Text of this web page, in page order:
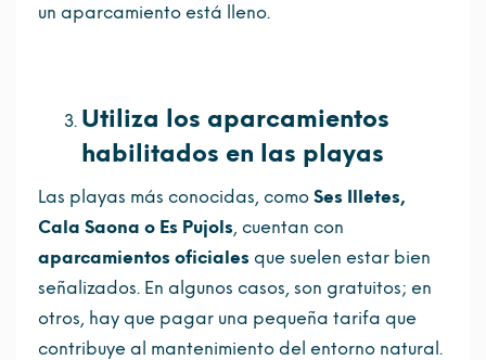
un aparcamiento está lleno.
Utiliza los aparcamientos
habilitados en las playas
Las playas más conocidas, como Ses Illetes,
Cala Saona o Es Pujols, cuentan con
aparcamientos oficiales que suelen estar bien
señalizados. En algunos casos, son gratuitos; en
otros, hay que pagar una pequeña tarifa que
contribuye al mantenimiento del entorno natural.